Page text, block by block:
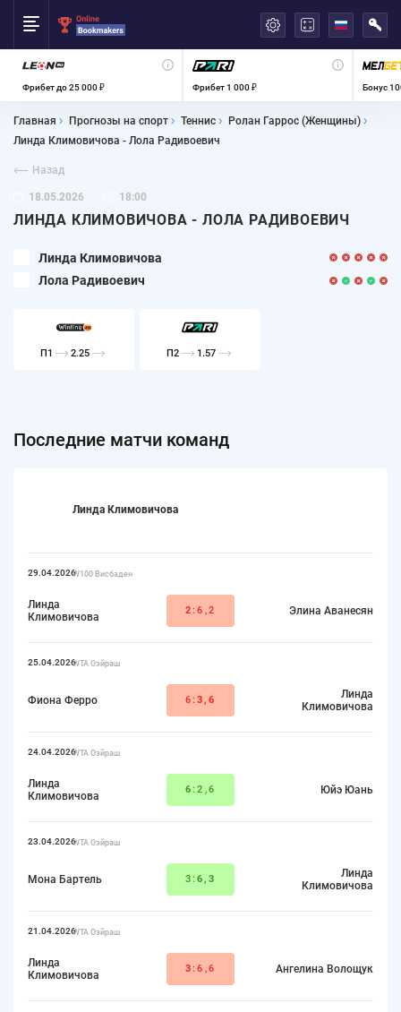
Фрибет до 25 000 ₽ Фрибет 1 000 ₽ Бонус
Главная Прогнозы на спорт Теннис
Ролан Гаррос (Женщины)
Линда Климовичова - Лола Радивоевич
Назад
18.05.2026 18:00
ЛИНДА КЛИМОВИЧОВА - ЛОЛА РАДИВОЕВИЧ
Линда Климовичова
Лола Радивоевич
П1 2.25 П2 1.57
Последние матчи команд
Линда Климовичова
29.04.2026W100 Висбаден
Линда
Климовичова
2:6,2 Элина Аванесян
25.04.2026WTA Оэйраш
Фиона Ферро 6: 3,6
Линда
Климовичова
24.04.2026WTA Оэйраш
Линда
Климовичова
6:2,6 Юйэ Юань
23.04.2026WTA Оэйраш
Мона Бартель 3: 6,3
Линда
Климовичова
21.04.2026WTA Оэйраш
Линда
Климовичова
3:6,6 Ангелина Волощук